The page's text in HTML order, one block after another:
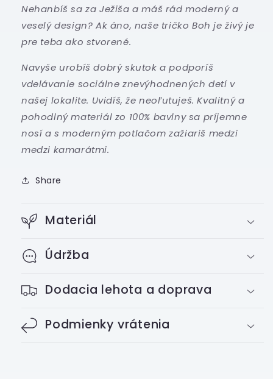
Nehanbíš sa za Ježiša a máš rád moderný a
veselý design? Ak áno, naše tričko Boh je živý je
pre teba ako stvorené.
Navyše urobíš dobrý skutok a podporíš
vdelávanie sociálne znevýhodnených detí v
našej lokalite. Uvidíš, že neoľutuješ. Kvalitný a
pohodlný materiál zo 100% bavlny sa príjemne
nosí a s moderným potlačom zažiariš medzi
medzi kamarátmi.
Share
Materiál
Údržba
Dodacia lehota a doprava
Podmienky vrátenia